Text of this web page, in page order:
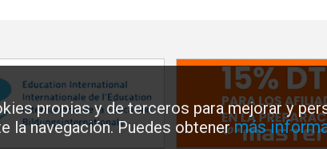
propias y de terceros para mejorar y
la navegación. Puedes obtenermás